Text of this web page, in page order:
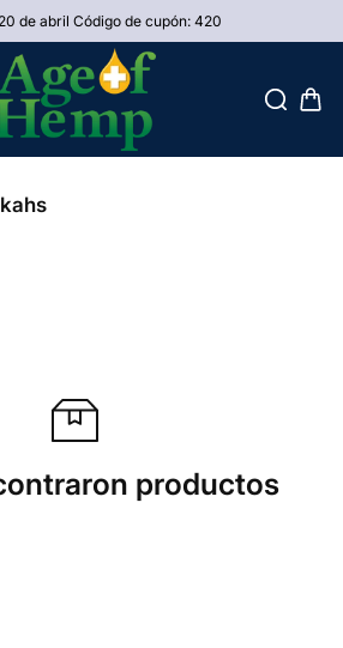
de abril Código de cupón: 420
productos